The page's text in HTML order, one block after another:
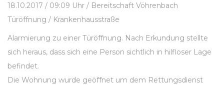
18.10.2017 / 09:09 Uhr / Bereitschaft Vöhrenbach
Türöffnung / Krankenhausstraße
Alarmierung zu einer Türöffnung. Nach Erkundung stellte
sich heraus, dass sich eine Person sichtlich in hilfloser Lage
befindet.
Die Wohnung wurde geöffnet um dem Rettungsdienst